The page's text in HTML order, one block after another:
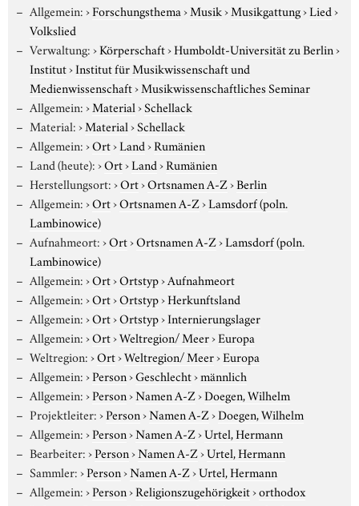
Allgemein:›Forschungsthema›Musik›Musikgattung›Lied›
Volkslied
Verwaltung:›Körperschaft›Humboldt-Universität zu Berlin›
Institut›Institut für Musikwissenschaft und
Medienwissenschaft›Musikwissenschaftliches Seminar
Allgemein:›Material›Schellack
Material:›Material›Schellack
Allgemein:›Ort›Land›Rumänien
Land (heute):›Ort›Land›Rumänien
Herstellungsort:›Ort›Ortsnamen A-Z›Berlin
Allgemein:›Ort›Ortsnamen A-Z›Lamsdorf (poln.
Lambinowice)
Aufnahmeort:›Ort›Ortsnamen A-Z›Lamsdorf (poln.
Lambinowice)
Allgemein:›Ort›Ortstyp›Aufnahmeort
Allgemein:›Ort›Ortstyp›Herkunftsland
Allgemein:›Ort›Ortstyp›Internierungslager
Allgemein:›Ort›Weltregion/ Meer›Europa
Weltregion:›Ort›Weltregion/ Meer›Europa
Allgemein:›Person›Geschlecht›männlich
Allgemein:›Person›Namen A-Z›Doegen, Wilhelm
Projektleiter:›Person›Namen A-Z›Doegen, Wilhelm
Allgemein:›Person›Namen A-Z›Urtel, Hermann
Bearbeiter:›Person›Namen A-Z›Urtel, Hermann
Sammler:›Person›Namen A-Z›Urtel, Hermann
Allgemein:›Person›Religionszugehörigkeit›orthodox